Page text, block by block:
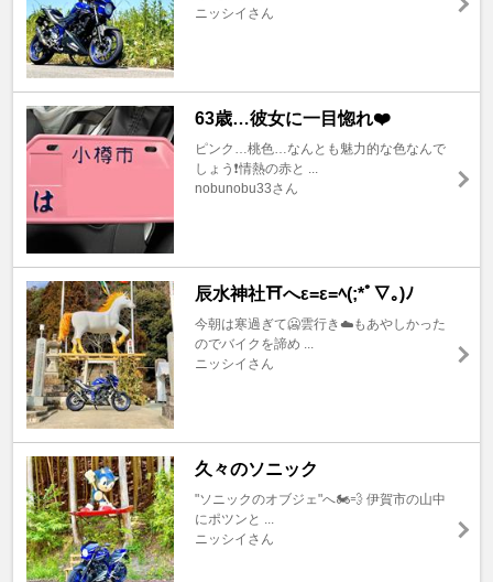
ニッシイさん
63歳…彼女に一目惚れ❤️
ピンク…桃色…なんとも魅力的な色なんで
しょう❗️情熱の赤と ...
nobunobu33さん
辰水神社⛩️へε=ε=ﾍ(;*ﾟ∇｡)ﾉ
今朝は寒過ぎて🥶雲行き☁️もあやしかった
のでバイクを諦め ...
ニッシイさん
久々のソニック
"ソニックのオブジェ"へ🏍️💨 伊賀市の山中
にポツンと ...
ニッシイさん